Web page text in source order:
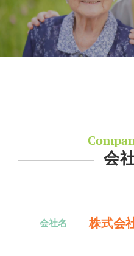
会
会社名 株式会